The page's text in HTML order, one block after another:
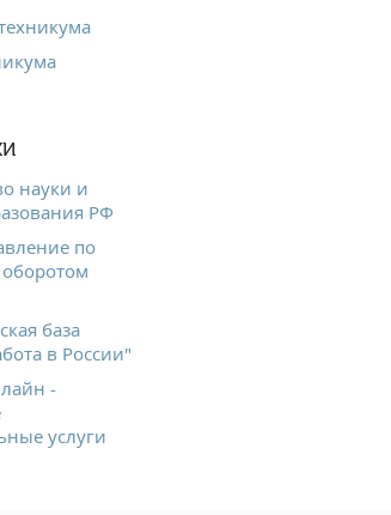
науки и
РФ
по
база
в России"
-
услуги